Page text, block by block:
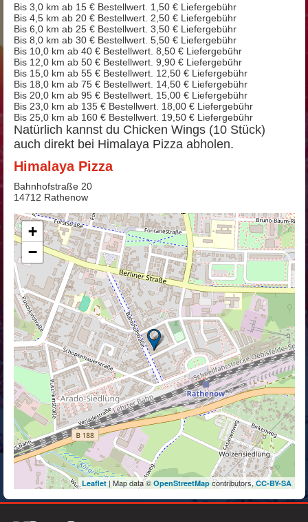
Bis 3,0 km ab 15 € Bestellwert. 1,50 € Liefergebühr
Bis 4,5 km ab 20 € Bestellwert. 2,50 € Liefergebühr
Bis 6,0 km ab 25 € Bestellwert. 3,50 € Liefergebühr
Bis 8,0 km ab 30 € Bestellwert. 5,50 € Liefergebühr
Bis 10,0 km ab 40 € Bestellwert. 8,50 € Liefergebühr
Bis 12,0 km ab 50 € Bestellwert. 9,90 € Liefergebühr
Bis 15,0 km ab 55 € Bestellwert. 12,50 € Liefergebühr
Bis 18,0 km ab 75 € Bestellwert. 14,50 € Liefergebühr
Bis 20,0 km ab 95 € Bestellwert. 15,00 € Liefergebühr
Bis 23,0 km ab 135 € Bestellwert. 18,00 € Liefergebühr
Bis 25,0 km ab 160 € Bestellwert. 19,50 € Liefergebühr
Natürlich kannst du Chicken Wings (10 Stück)
auch direkt bei Himalaya Pizza abholen.
Himalaya Pizza
Bahnhofstraße 20
14712 Rathenow
+
−
Leaflet| Map data © OpenStreetMapcontributors,CC-BY-SA